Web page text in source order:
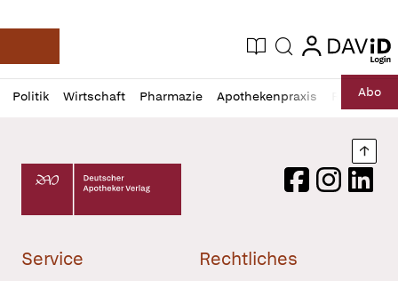
Deutsche Apotheker Zeitung
Aktuelle Ausgabe
Suche login
login
Politik Wirtschaft Pharmazie Apothekenpraxis RechtAbo
Profil
öffnen
Daz
Pur
Deutscher Apotheker Verlag Logo
FacebookInstagram
Service Rechtliches